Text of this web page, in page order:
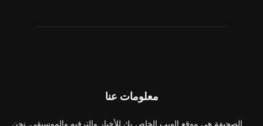
معلومات عنا
الصحيفة هي موقع الويب الخاص بك للأخبار والترفيه والموسيقى. نحن